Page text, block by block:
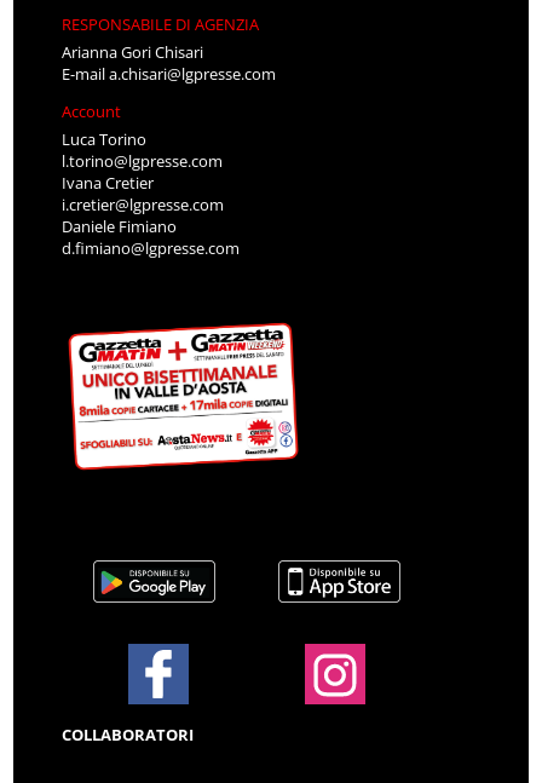
RESPONSABILE DI AGENZIA
Arianna Gori Chisari
E-maila.chisari@lgpresse.com
Account
Luca Torino
l.torino@lgpresse.com
Ivana Cretier
i.cretier@lgpresse.com
Daniele Fimiano
d.fimiano@lgpresse.com
COLLABORATORI